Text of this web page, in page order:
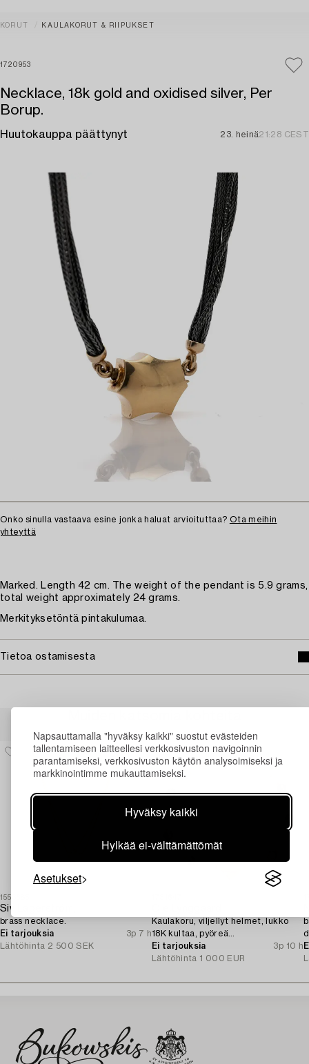
Napsauttamalla "hyväksy kaikki" suostut evästeiden
tallentamiseen laitteellesi verkkosivuston navigoinnin
parantamiseksi, verkkosivuston käytön analysoimiseksi ja
markkinointimme mukauttamiseksi.
Hyväksy kaikki
Hylkää ei-välttämättömät
Asetukset
KORUT KAULAKORUT & RIIPUKSET
1720953
Necklace, 18k gold and oxidised silver, Per
Borup.
Huutokauppa päättynyt 23. heinä21:28 CEST
Onko sinulla vastaava esine jonka haluat arvioituttaa? Ota meihin
yhteyttä
Marked. Length 42 cm. The weight of the pendant is 5.9 grams,
total weight approximately 24 grams.
Merkityksetöntä pintakulumaa.
Tietoa ostamisesta
1553685
Siv Lagerström,
brass necklace.
Ei tarjouksia
3p 7 h
Lähtöhinta 2 500 SEK
Kaulakoru, viljellyt helmet, lukko
18K kultaa, pyöreä
briljanttihiontainen timantti.
Ei tarjouksia
3p 10 h
Lähtöhinta 1 000 EUR